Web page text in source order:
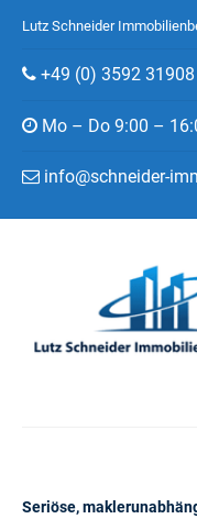
Lutz Schneider
+49 (0) 3592 31908
Mo – Do 9:00 –
info@schneider-
Seriöse,